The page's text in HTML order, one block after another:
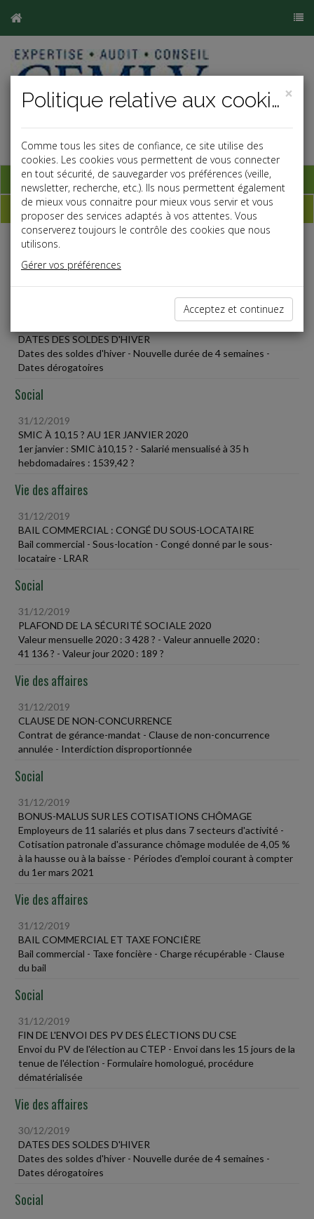
Base documentaire
Dépêches
Liste des dernières dépêches
DATES DES SOLDES D'HIVER
Dates des soldes d'hiver - Nouvelle durée de 4 semaines -
Dates dérogatoires
Social
31/12/2019
SMIC À 10,15 ? AU 1ER JANVIER 2020
1er janvier : SMIC à10,15 ? - Salarié mensualisé à 35 h
hebdomadaires : 1539,42 ?
Vie des affaires
31/12/2019
BAIL COMMERCIAL : CONGÉ DU SOUS-LOCATAIRE
Bail commercial - Sous-location - Congé donné par le sous-
locataire - LRAR
Social
31/12/2019
PLAFOND DE LA SÉCURITÉ SOCIALE 2020
Valeur mensuelle 2020 : 3 428 ? - Valeur annuelle 2020 :
41 136 ? - Valeur jour 2020 : 189 ?
Vie des affaires
31/12/2019
CLAUSE DE NON-CONCURRENCE
Contrat de gérance-mandat - Clause de non-concurrence
annulée - Interdiction disproportionnée
Social
31/12/2019
BONUS-MALUS SUR LES COTISATIONS CHÔMAGE
Employeurs de 11 salariés et plus dans 7 secteurs d'activité -
Cotisation patronale d'assurance chômage modulée de 4,05 %
à la hausse ou à la baisse - Périodes d'emploi courant à compter
du 1er mars 2021
Vie des affaires
31/12/2019
BAIL COMMERCIAL ET TAXE FONCIÈRE
Bail commercial - Taxe foncière - Charge récupérable - Clause
du bail
Social
31/12/2019
FIN DE L'ENVOI DES PV DES ÉLECTIONS DU CSE
Envoi du PV de l'élection au CTEP - Envoi dans les 15 jours de la
tenue de l'élection - Formulaire homologué, procédure
dématérialisée
Vie des affaires
30/12/2019
DATES DES SOLDES D'HIVER
Dates des soldes d'hiver - Nouvelle durée de 4 semaines -
Dates dérogatoires
Social
×
Politique relative aux cookies
Comme tous les sites de confiance, ce site utilise des
cookies. Les cookies vous permettent de vous connecter
en tout sécurité, de sauvegarder vos préférences (veille,
newsletter, recherche, etc.). Ils nous permettent également
de mieux vous connaitre pour mieux vous servir et vous
proposer des services adaptés à vos attentes. Vous
conserverez toujours le contrôle des cookies que nous
utilisons.
Gérer vos préférences
Acceptez et continuez